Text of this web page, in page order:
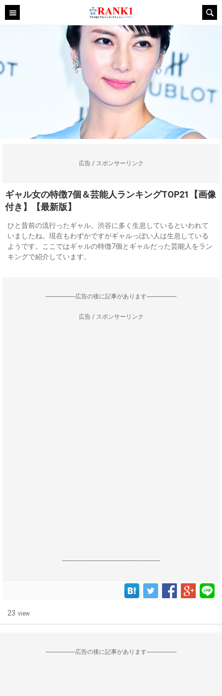
広告 / スポンサーリンク
ギャル女の特徴7個＆芸能人ランキングTOP21【画像
付き】【最新版】
ひと昔前の流行ったギャル。渋谷に多く生息しているといわれて
いましたね。現在もわずかですがギャルっぽい人は生息している
ようです。ここではギャルの特徴7個とギャルだった芸能人をラン
キングで紹介しています。
--------------------広告の後に記事があります--------------------
広告 / スポンサーリンク
------------------------------------------------------------------
23 view
--------------------広告の後に記事があります--------------------